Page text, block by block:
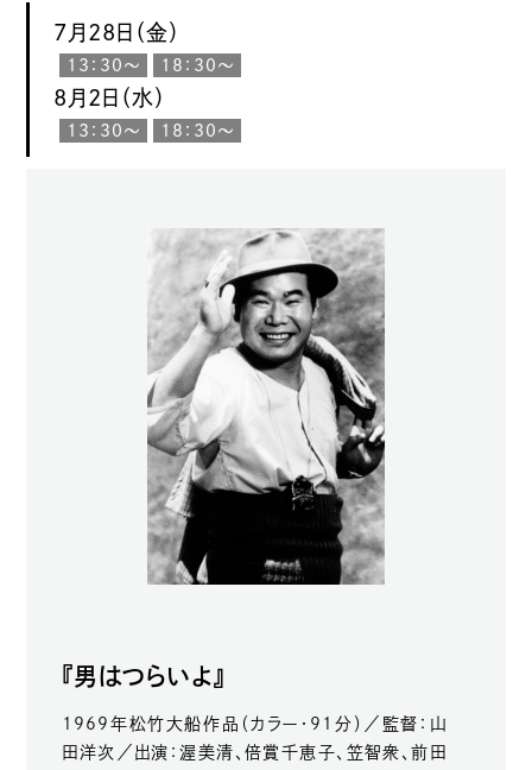
7月28日（金）
13：30〜 18：30〜
8月2日（水）
13：30〜 18：30〜
『男はつらいよ』
1969年松竹大船作品（カラー・91分）／監督：山
田洋次／出演：渥美清、倍賞千恵子、笠智衆、前田